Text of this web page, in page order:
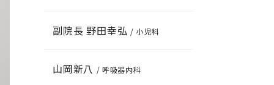
副院長 野田幸弘/ 小児科
山岡新八 / 呼吸器内科